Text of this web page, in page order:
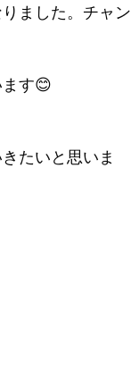
ました。チャン
す😊
たいと思いま